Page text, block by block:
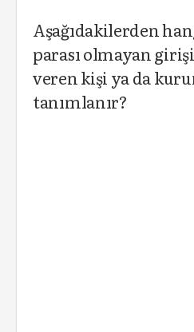
Aşağıdakilerden
parası olmayan
veren kişi ya da
tanımlanır?